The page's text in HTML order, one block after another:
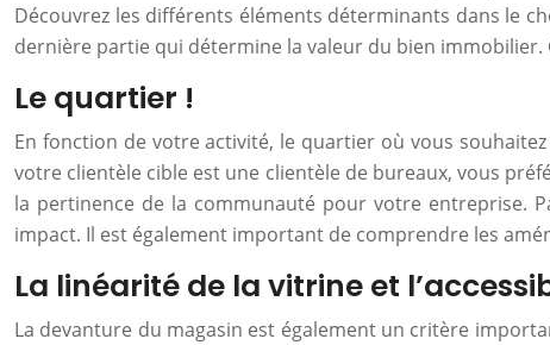
Découvrez les différents éléments déterminants dans le
dernière partie qui détermine la valeur du bien immobilier.
Le quartier !
En fonction de votre activité, le quartier où vous
votre clientèle cible est une clientèle de bureaux, vous
la pertinence de la communauté pour votre entreprise.
impact. Il est également important de comprendre les
La linéarité de la vitrine et
La devanture du magasin est également un critère